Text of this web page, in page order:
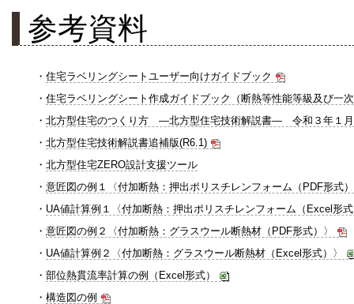
参考資料
・ 住宅ラベリングシートユーザー向けガイドブック
・ 住宅ラベリングシート作成ガイドブック（断熱等性能等級及び一
・ 北方型住宅のつくり方 ―北方型住宅技術解説書― 令和３年１
・ 北方型住宅技術解説書追補版(R6.1)
・ 北方型住宅ZERO設計支援ツール
・ 意匠図の例１〈付加断熱：押出ポリスチレンフォーム（PDF形式
・ UA値計算例１〈付加断熱：押出ポリスチレンフォーム（Excel形
・ 意匠図の例２〈付加断熱：グラスウール断熱材（PDF形式）〉
・ UA値計算例２〈付加断熱：グラスウール断熱材（Excel形式）〉
・ 部位熱貫流率計算の例（Excel形式）
・ 構造図の例